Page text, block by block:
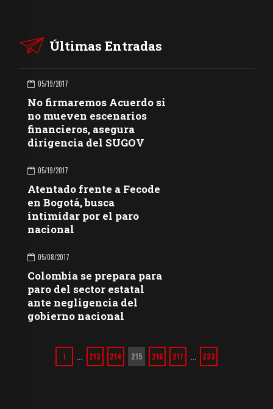
Últimas Entradas
05/19/2017
No firmaremos Acuerdo si
no mueven escenarios
financieros, asegura
dirigencia del SUGOV
05/19/2017
Atentado frente a Fecode
en Bogotá, busca
intimidar por el paro
nacional
05/08/2017
Colombia se prepara para
paro del sector estatal
ante negligencia del
gobierno nacional
1 213 214 215 216 217 233